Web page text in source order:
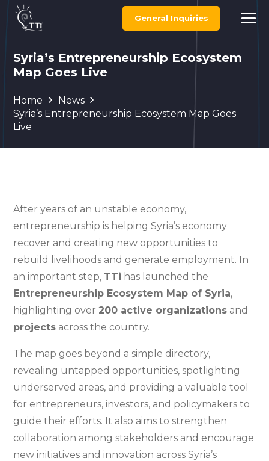
General Inquiries
Syria’s Entrepreneurship Ecosystem
Map Goes Live
Home
News
Syria’s Entrepreneurship Ecosystem Map Goes
Live
After years of an unstable economy,
entrepreneurship is helping Syria’s economy
recover and creating new opportunities to
rebuild livelihoods and generate employment. In
an important step, TTi has launched the
Entrepreneurship Ecosystem Map of Syria,
highlighting over 200 active organizations and
projects across the country.
The map goes beyond a simple directory,
revealing untapped opportunities, spotlighting
underserved areas, and providing a valuable tool
for entrepreneurs, investors, and policymakers to
guide their efforts. It also aims to strengthen
collaboration among stakeholders and encourage
new initiatives and innovation across Syria’s